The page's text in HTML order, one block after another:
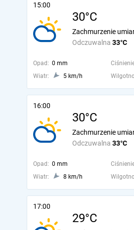
15:00
30°C
Odczuwalna 33°C
Zachmurzenie
Opad: 0 mm
Wiatr:
5 km/h
16:00
30°C
Odczuwalna 33°C
Zachmurzenie
Opad: 0 mm
Wiatr:
8 km/h
17:00
29°C